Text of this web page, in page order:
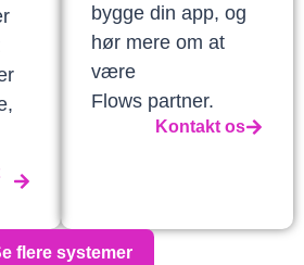
bygge din app, og
hør mere om at
være
Flows partner.
Kontakt os
flere systemer